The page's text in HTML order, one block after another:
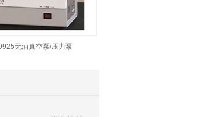
无油真空泵/压力泵